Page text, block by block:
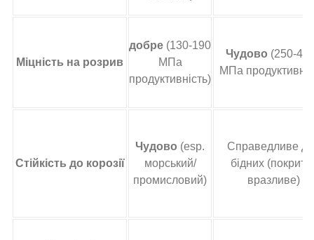
Міцність на розрив
добре (130-190
МПа
продуктивність)
Чудово (250-
МПа
Стійкість до корозії
Чудово (esp.
морський/
промисловий)
Справедливе
бідних
вразливе)